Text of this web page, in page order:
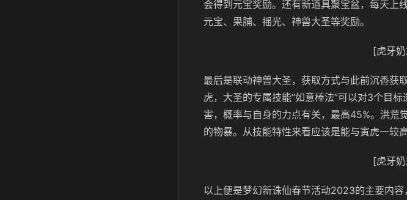
会得到元宝奖励。还有新道具聚宝盆，每天上
元宝、果脯、摇光、神兽大圣等奖励。
[虎牙
最后是联动神兽大圣，获取方式与此前沉香获
虎，大圣的专属技能“如意棒法”可以对3个目
害，概率与自身的力点有关，最高45%。洪荒
的物暴。从技能特性来看应该是能与寅虎一较
[虎牙
以上便是梦幻新诛仙春节活动2023的主要内